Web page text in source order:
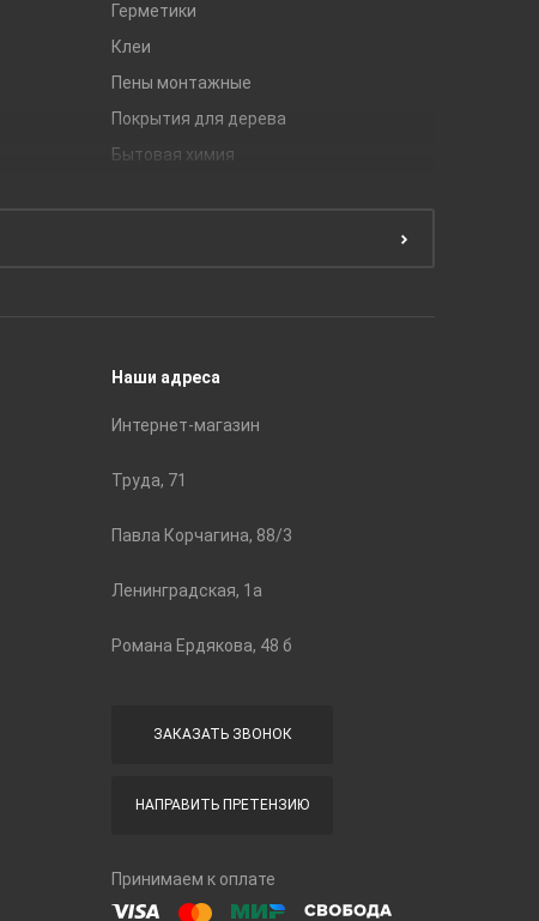
Герметики
Клеи
Пены монтажные
Покрытия для дерева
Бытовая химия
Наши адреса
Интернет-магазин
Труда, 71
Павла Корчагина, 88/3
Ленинградская, 1а
Романа Ердякова, 48 б
ЗАКАЗАТЬ ЗВОНОК
НАПРАВИТЬ ПРЕТЕНЗИЮ
Принимаем к оплате